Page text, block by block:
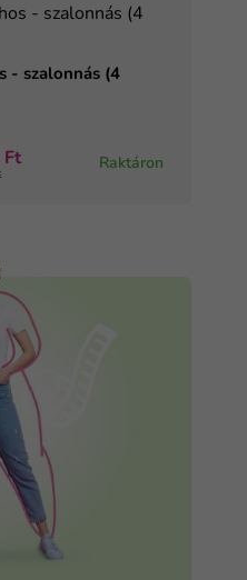
- szalonnás (4
Ft Raktáron